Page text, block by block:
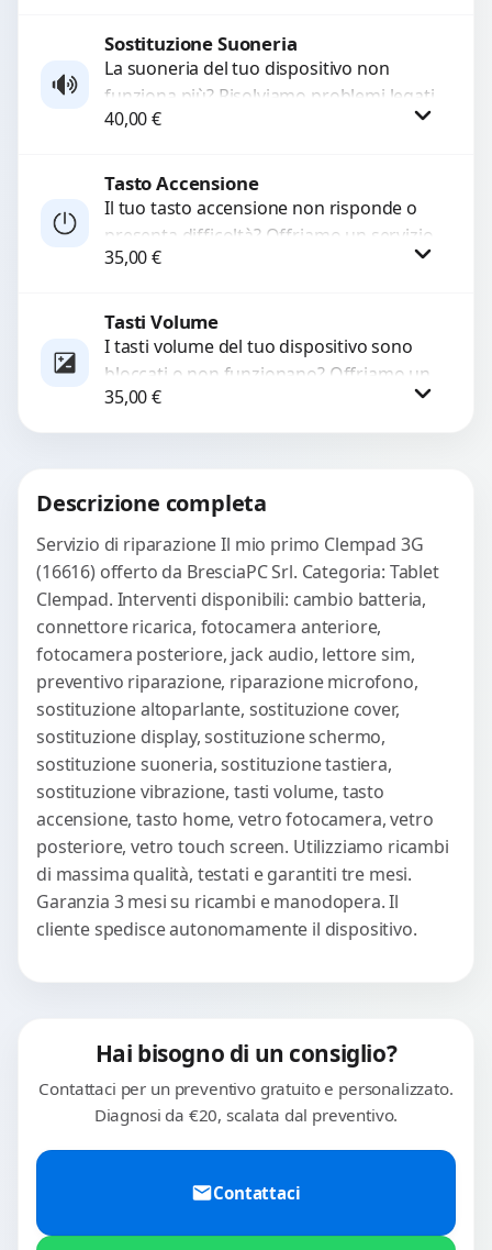
Procedi
Sostituzione Suoneria
La suoneria del tuo dispositivo non
funziona più? Risolviamo problemi legati
a moduli audio difettosi con interventi
40,00€
Procedi
Tasto Accensione
Il tuo tasto accensione non risponde o
presenta difficoltà? Offriamo un servizio
professionale di riparazione o
35,00€
Tasti Volume
I tasti volume del tuo dispositivo sono
bloccati o non funzionano? Offriamo un
servizio di riparazione o sostituzione
con ricambi...
35,00€
Descrizione completa
Servizio di riparazione Il mio primo Clempad 3G
(16616) offerto da BresciaPC Srl. Categoria: Tablet
Clempad. Interventi disponibili: cambio batteria,
connettore ricarica, fotocamera anteriore,
fotocamera posteriore, jack audio, lettore sim,
preventivo riparazione, riparazione microfono,
sostituzione altoparlante, sostituzione cover,
sostituzione display, sostituzione schermo,
sostituzione suoneria, sostituzione tastiera,
sostituzione vibrazione, tasti volume, tasto
accensione, tasto home, vetro fotocamera, vetro
posteriore, vetro touch screen. Utilizziamo ricambi
di massima qualità, testati e garantiti tre mesi.
Garanzia 3 mesi su ricambi e manodopera. Il
cliente spedisce autonomamente il dispositivo.
Hai bisogno di un consiglio?
Contattaci per un preventivo gratuito e personalizzato.
Diagnosi da €20, scalata dal preventivo.
Contattaci